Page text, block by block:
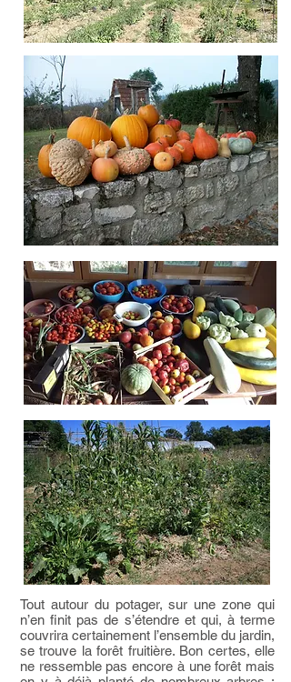
Tout autour du potager, sur une zone qui
n’en finit pas de s’étendre et qui, à terme
couvrira certainement l’ensemble du jardin,
se trouve la forêt fruitière. Bon certes, elle
ne ressemble pas encore à une forêt mais